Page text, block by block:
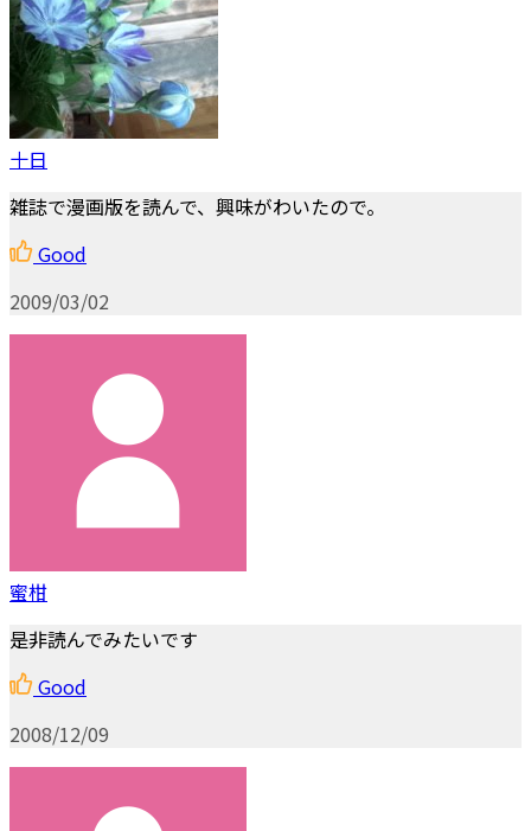
十日
雑誌で漫画版を読んで、興味がわいたので。
Good
2009/03/02
蜜柑
是非読んでみたいです
Good
2008/12/09